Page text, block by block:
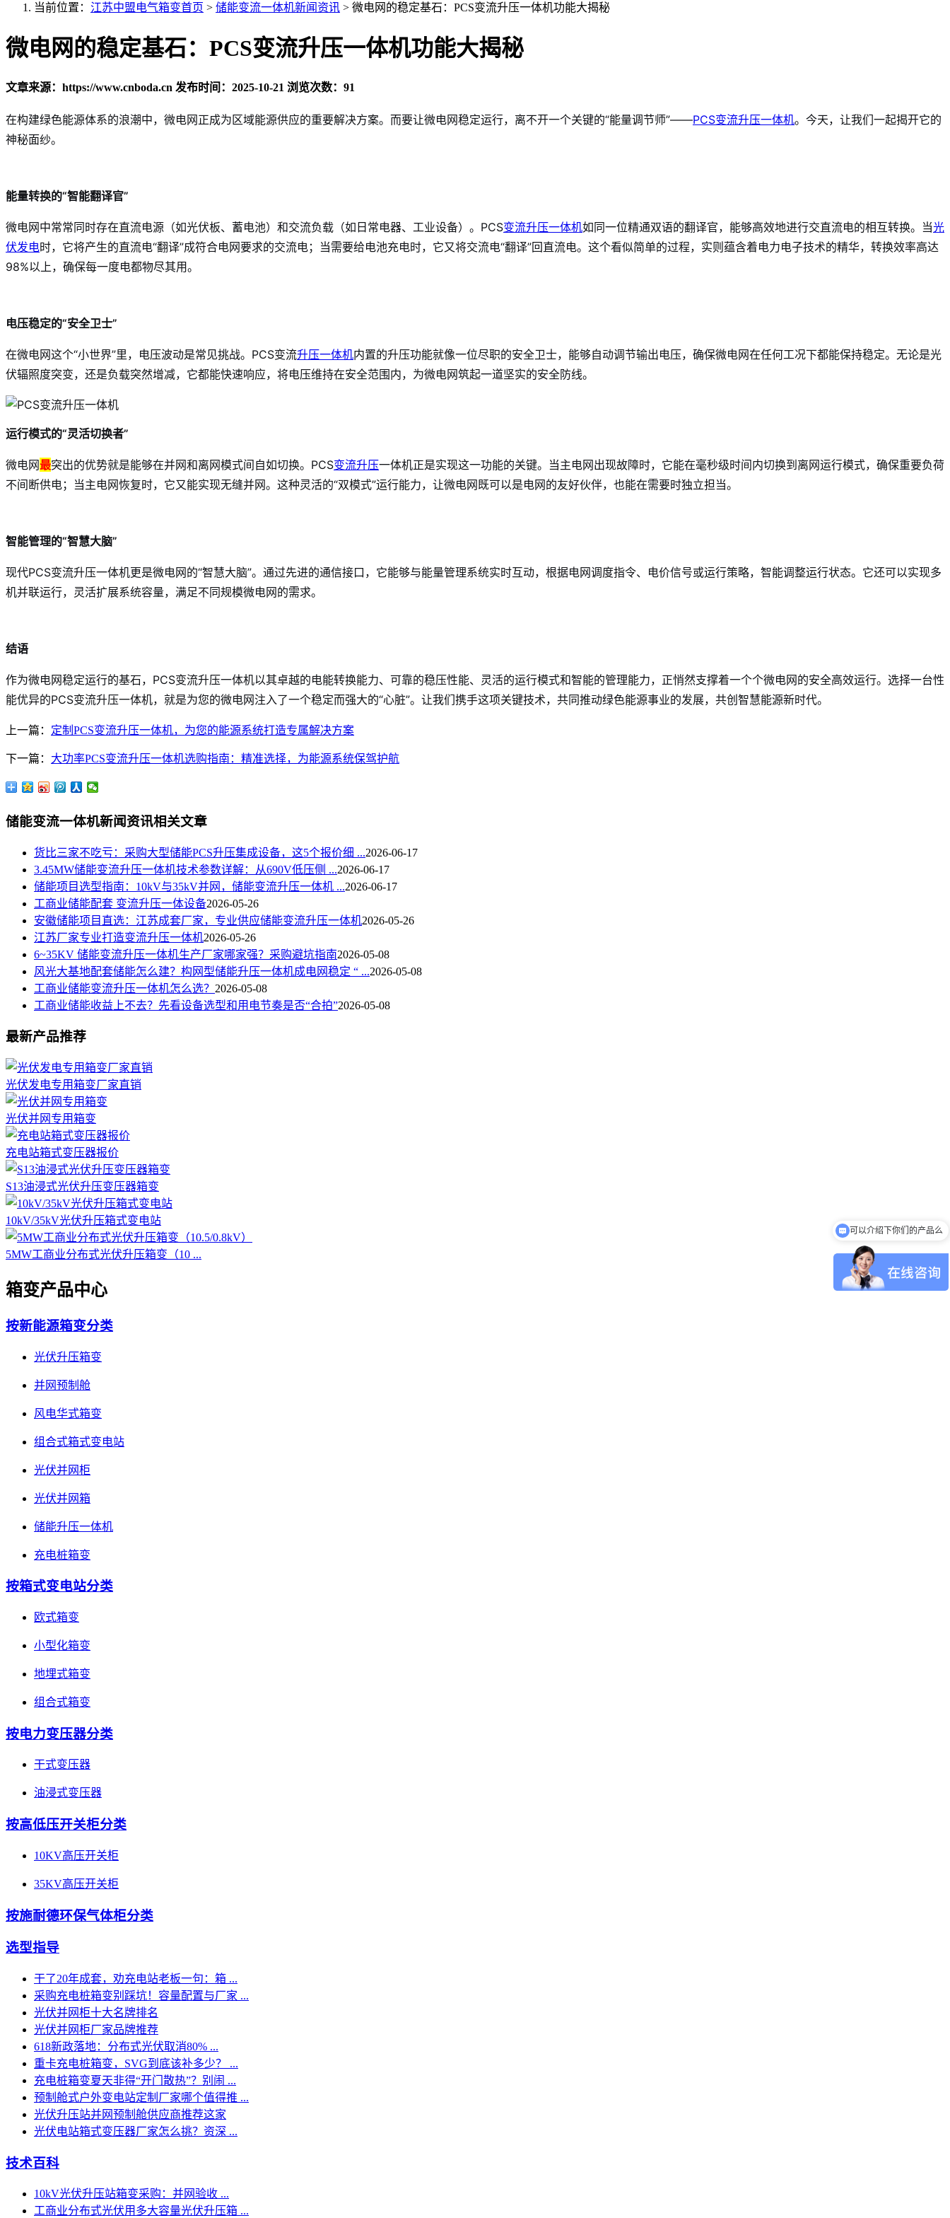
当前位置： 江苏中盟电气箱变首页 > 储能变流一体机新闻资讯 > 微电网的稳定基石：PCS变流升压一体机功能大揭秘
微电网的稳定基石：PCS变流升压一体机功能大揭秘
文章来源：https://www.cnboda.cn 发布时间：2025-10-21 浏览次数：91
在构建绿色能源体系的浪潮中，微电网正成为区域能源供应的重要解决方案。而要让微电网稳定运行，离不开一个关键的“能量调节师”——PCS变流升压一体机。今天，让我们一起揭开它的
神秘面纱。
能量转换的“智能翻译官”
微电网中常常同时存在直流电源（如光伏板、蓄电池）和交流负载（如日常电器、工业设备）。PCS变流升压一体机如同一位精通双语的翻译官，能够高效地进行交直流电的相互转换。当光
伏发电时，它将产生的直流电“翻译”成符合电网要求的交流电；当需要给电池充电时，它又将交流电“翻译”回直流电。这个看似简单的过程，实则蕴含着电力电子技术的精华，转换效率高达
98%以上，确保每一度电都物尽其用。
电压稳定的“安全卫士”
在微电网这个“小世界”里，电压波动是常见挑战。PCS变流升压一体机内置的升压功能就像一位尽职的安全卫士，能够自动调节输出电压，确保微电网在任何工况下都能保持稳定。无论是光
伏辐照度突变，还是负载突然增减，它都能快速响应，将电压维持在安全范围内，为微电网筑起一道坚实的安全防线。
运行模式的“灵活切换者”
微电网最突出的优势就是能够在并网和离网模式间自如切换。PCS变流升压一体机正是实现这一功能的关键。当主电网出现故障时，它能在毫秒级时间内切换到离网运行模式，确保重要负荷
不间断供电；当主电网恢复时，它又能实现无缝并网。这种灵活的“双模式”运行能力，让微电网既可以是电网的友好伙伴，也能在需要时独立担当。
智能管理的“智慧大脑”
现代PCS变流升压一体机更是微电网的“智慧大脑”。通过先进的通信接口，它能够与能量管理系统实时互动，根据电网调度指令、电价信号或运行策略，智能调整运行状态。它还可以实现多
机并联运行，灵活扩展系统容量，满足不同规模微电网的需求。
结语
作为微电网稳定运行的基石，PCS变流升压一体机以其卓越的电能转换能力、可靠的稳压性能、灵活的运行模式和智能的管理能力，正悄然支撑着一个个微电网的安全高效运行。选择一台性
能优异的PCS变流升压一体机，就是为您的微电网注入了一个稳定而强大的“心脏”。让我们携手这项关键技术，共同推动绿色能源事业的发展，共创智慧能源新时代。
上一篇： 定制PCS变流升压一体机，为您的能源系统打造专属解决方案
下一篇： 大功率PCS变流升压一体机选购指南：精准选择，为能源系统保驾护航
储能变流一体机新闻资讯相关文章
货比三家不吃亏：采购大型储能PCS升压集成设备，这5个报价细 ...2026-06-17
3.45MW储能变流升压一体机技术参数详解：从690V低压侧 ...2026-06-17
储能项目选型指南：10kV与35kV并网，储能变流升压一体机 ...2026-06-17
工商业储能配套 变流升压一体设备2026-05-26
安徽储能项目直选：江苏成套厂家，专业供应储能变流升压一体机2026-05-26
江苏厂家专业打造变流升压一体机2026-05-26
6~35KV 储能变流升压一体机生产厂家哪家强？采购避坑指南2026-05-08
风光大基地配套储能怎么建？构网型储能升压一体机成电网稳定 “ ...2026-05-08
工商业储能变流升压一体机怎么选？ 2026-05-08
工商业储能收益上不去？先看设备选型和用电节奏是否“合拍”2026-05-08
最新产品推荐
光伏发电专用箱变厂家直销
光伏并网专用箱变
充电站箱式变压器报价
S13油浸式光伏升压变压器箱变
10kV/35kV光伏升压箱式变电站
5MW工商业分布式光伏升压箱变（10 ...
箱变产品中心
按新能源箱变分类
光伏升压箱变
并网预制舱
风电华式箱变
组合式箱式变电站
光伏并网柜
光伏并网箱
储能升压一体机
充电桩箱变
按箱式变电站分类
欧式箱变
小型化箱变
地埋式箱变
组合式箱变
按电力变压器分类
干式变压器
油浸式变压器
按高低压开关柜分类
10KV高压开关柜
35KV高压开关柜
按施耐德环保气体柜分类
选型指导
干了20年成套，劝充电站老板一句：箱 ...
采购充电桩箱变别踩坑！容量配置与厂家 ...
光伏并网柜十大名牌排名
光伏并网柜厂家品牌推荐
618新政落地：分布式光伏取消80% ...
重卡充电桩箱变，SVG到底该补多少？ ...
充电桩箱变夏天非得“开门散热”？别闹 ...
预制舱式户外变电站定制厂家哪个值得推 ...
光伏升压站并网预制舱供应商推荐这家
光伏电站箱式变压器厂家怎么挑？资深 ...
技术百科
10kV光伏升压站箱变采购：并网验收 ...
工商业分布式光伏用多大容量光伏升压箱 ...
我想咨询一下设备的价格